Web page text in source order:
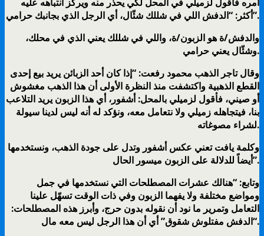
أكثر: “الدفش اللي في شللك شئّال، أي الرجل الذي بجانبك حرامي”.
والدفش/ة هو الزبون/ة، واللي في شللك يعني الذي في محلك،
وشئّال يعني حرامي.
وقال تاجر الذهب محمود رفعت: “إذا كان أحد الزبائن يريد بيع إحدى
القطع الذهبية واكتشفت منذ النظرة الأولى أن هذا الذهب مغشوش
أو صيني، فأقول لزميلي بالمحل: أشفور، أي هذا الزبون يريد التلاعب
بنا، فيتجاهله زميلي ولا نتعامل معه، ونؤكد له أنه ليس لدينا سيولة
لشراء مصوغاته.
وكلمة يافت تعني عكس أشفور وتدل على جودة الذهب، ونستخدمها
أيضاً للدلالة على الزبون ميسور الحال”.
وتابع: “هنالك عشرات المصطلحات التي نستخدمها في جمل
ومواضع مختلفة ولا يفهما الزبون وفي ذات الوقت تسهّل علينا
التعامل وتمرير ما نود أن نقوله بدون حرج، وأبرز هذه المصطلحات:
“الدفش مفتلوش شقوق” أي أن هذا الرجل ليس معه مال.